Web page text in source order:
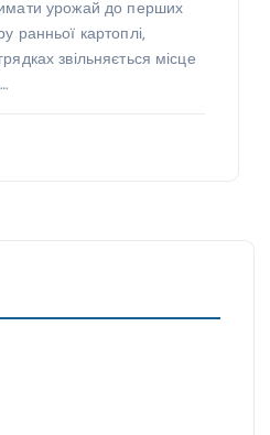
урожай до перших
ранньої картоплі,
звільняється місце